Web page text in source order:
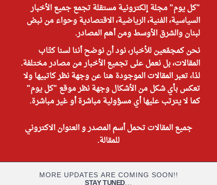
"كل يوم" مجلة إلكترونية مستقلة تجمع جميع الأخبار
السياسية، الفنية، الرياضية، الاقتصادية وحواء من نبض
لبنان والشرق الأوسط ومن أهم المصادر.
نحن كمجمّعين للأخبار، نود أن نوضح أننا لسنا كتّاب
المقالات، بل نعمل على تجميع الأخبار من مصادر مختلفة.
لذا، تعبر المقالات الموجودة هنا عن وجهة نظر كاتبيها ولا
تعكس بأي شكل من الأشكال وجهة نظر موقع "كل يوم"
كما لا يترتب عليها أي مسؤولية مباشرة أو غير مباشرة.
جميع المقالات تحمل أسم المصدر و العنوان الاكتروني
للمقالة.
MORE UPDATES ARE COMING SOON!!